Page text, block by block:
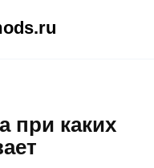
при каких